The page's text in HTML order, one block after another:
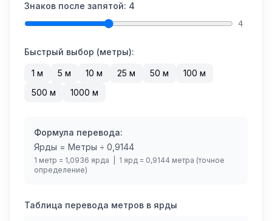
Знаков после запятой: 4
4
Быстрый выбор (метры):
1 м 5 м 10 м 25 м 50 м 100 м
500 м 1000 м
Формула перевода:
Ярды = Метры ÷ 0,9144
1 метр = 1,0936 ярда | 1 ярд = 0,9144 метра (точное
определение)
Таблица перевода метров в ярды